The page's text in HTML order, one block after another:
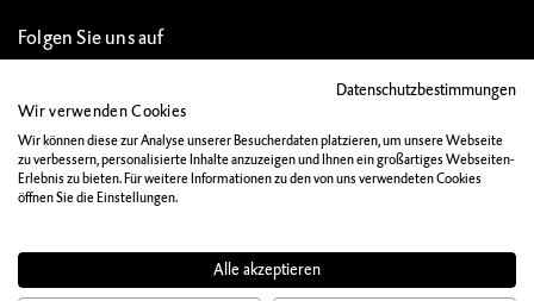
Folgen Sie uns auf
IMPRESSUM
MATERIALIEN
KONTAKT
Datenschutzbestimmungen
Wir verwenden Cookies
Wir können diese zur Analyse unserer Besucherdaten platzieren, um unsere Webseite
zu verbessern, personalisierte Inhalte anzuzeigen und Ihnen ein großartiges Webseiten-
Erlebnis zu bieten. Für weitere Informationen zu den von uns verwendeten Cookies
öffnen Sie die Einstellungen.
Alle akzeptieren